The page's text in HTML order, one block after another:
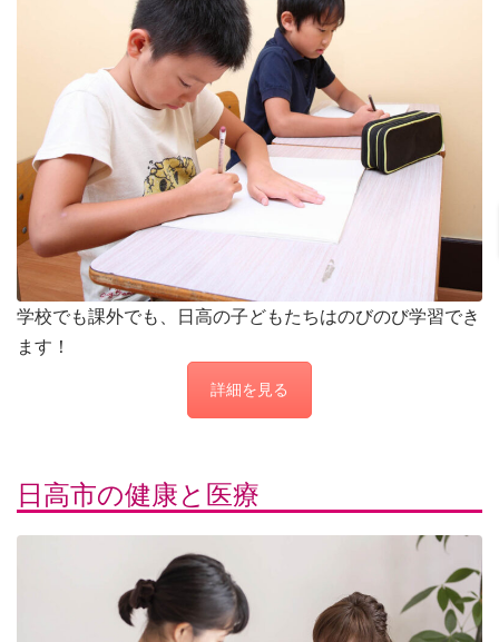
学校でも課外でも、日高の子どもたちはのびのび学習でき
ます！
詳細を見る
日高市の健康と医療